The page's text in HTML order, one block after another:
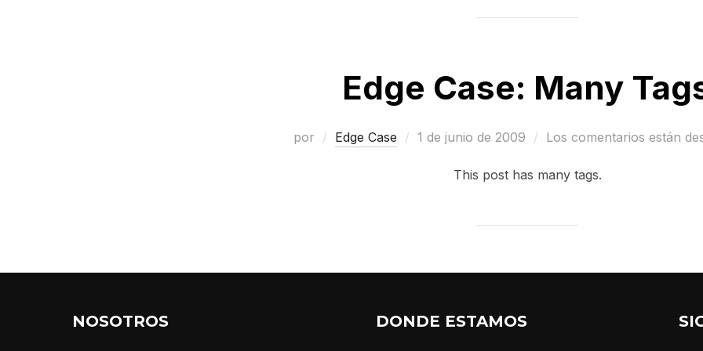
Edge Case: Many
por Edge Case
Publicado
1 de junio de 2009 Los comentarios están
This post has many tags.
NOSOTROS DONDE ESTAMOS